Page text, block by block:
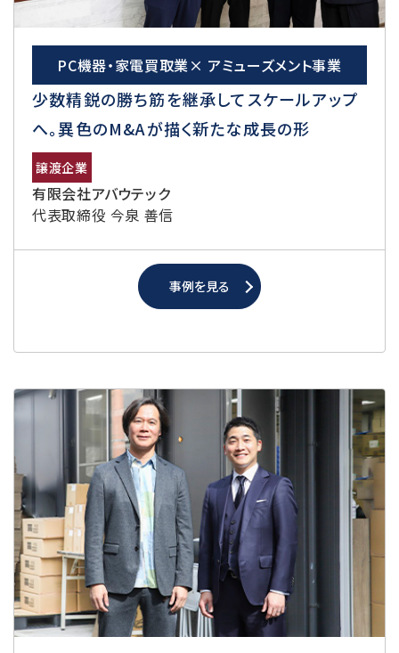
PC機器・家電買取業× アミューズメント事業
少数精鋭の勝ち筋を継承してスケールアップ
へ。異色のM&Aが描く新たな成長の形
譲渡企業
有限会社アバウテック
代表取締役 今泉 善信
事例を見る